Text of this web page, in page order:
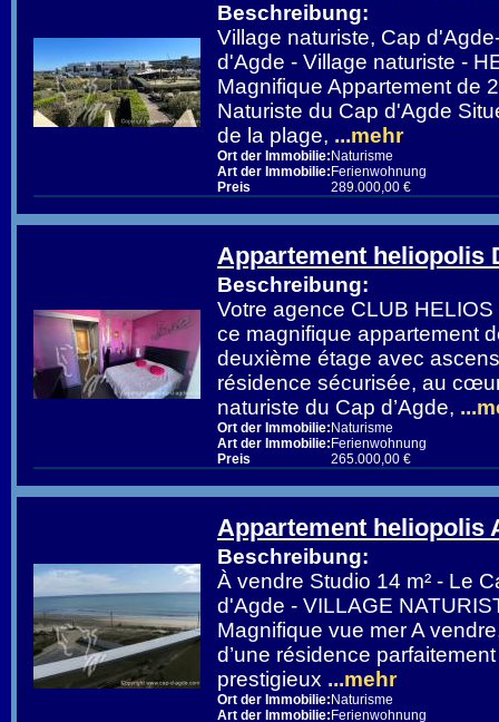
Beschreibung:
Village naturiste, Cap
d'Agde - Village naturiste -
Magnifique Appartement de
Naturiste du Cap d'Agde
de la plage, ...mehr
Ort der Immobilie: Naturisme
Art der Immobilie: Ferienwohnung
Preis
289.000,00 €
Appartement heliopolis
Beschreibung:
Votre agence CLUB
ce magnifique appartement
deuxième étage avec
résidence sécurisée, au
naturiste du Cap d’Agde,
Ort der Immobilie: Naturisme
Art der Immobilie: Ferienwohnung
Preis
265.000,00 €
Appartement heliopolis
Beschreibung:
À vendre Studio 14 m² - Le
d'Agde - VILLAGE
Magnifique vue mer A
d’une résidence
prestigieux ...mehr
Ort der Immobilie: Naturisme
Art der Immobilie: Ferienwohnung